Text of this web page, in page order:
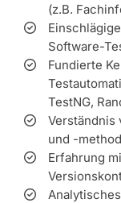
(z.B.
Software-
Fundierte
TestNG,
Verständnis
und -
Erfahrung